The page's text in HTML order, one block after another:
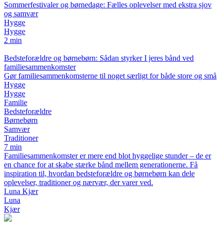
Sommerfestivaler og børnedage: Fælles oplevelser med ekstra sjov
og samvær
Hygge
Hygge
2 min
Bedsteforældre og børnebørn: Sådan styrker I jeres bånd ved
familiesammenkomster
Gør familiesammenkomsterne til noget særligt for både store og små
Hygge
Hygge
Familie
Bedsteforældre
Børnebørn
Samvær
Traditioner
7 min
Familiesammenkomster er mere end blot hyggelige stunder – de er
en chance for at skabe stærke bånd mellem generationerne. Få
inspiration til, hvordan bedsteforældre og børnebørn kan dele
oplevelser, traditioner og nærvær, der varer ved.
Luna Kjær
Luna
Kjær